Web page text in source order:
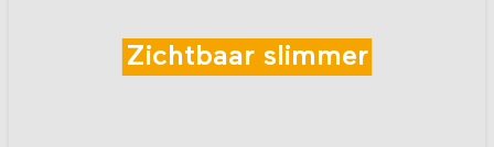
Zichtbaar slimmer